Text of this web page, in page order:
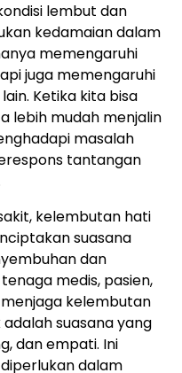
lembut dan
kedamaian dalam
memengaruhi
juga memengaruhi
Ketika kita bisa
lebih mudah menjalin
masalah
tantangan
kelembutan hati
suasana
dan
medis, pasien,
kelembutan
suasana yang
dan empati. Ini
dalam